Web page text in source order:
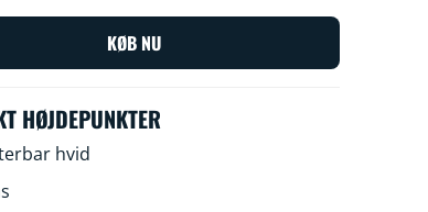
appen eller din stemme til at skrue
ned for lyset, eller bruge de
lystilstande med Wi-Fi-
KØB NU
HØJDEPUNKTER
hvid